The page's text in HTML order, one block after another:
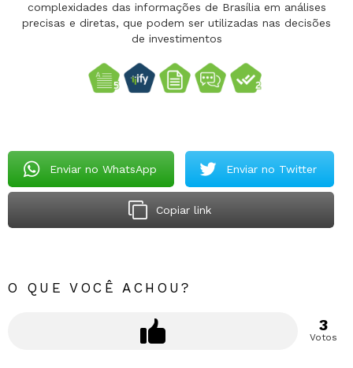
complexidades das informações de Brasília em análises
precisas e diretas, que podem ser utilizadas nas decisões
de investimentos
Enviar no WhatsApp Enviar no Twitter
Copiar link
O QUE VOCÊ ACHOU?
3
Votos